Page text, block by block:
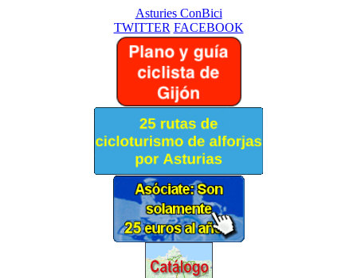
Asturies ConBici
TWITTER FACEBOOK